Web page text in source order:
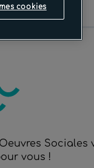
vous !
cookies